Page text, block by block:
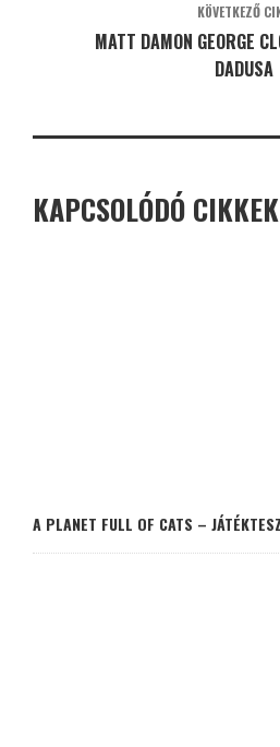
KÖVETKEZŐ
MATT DAMON GEORGE
DADUSA
KAPCSOLÓDÓ CIKKEK
A PLANET FULL OF CATS –